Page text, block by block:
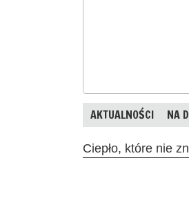
AKTUALNOŚCI NA
Ciepło, które nie